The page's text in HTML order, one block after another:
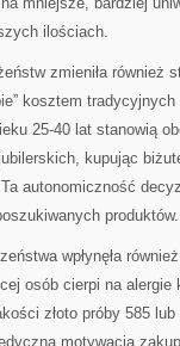
ilościach.
zmieniła również
kosztem
25-40 lat stanowią
kupując
autonomiczność
produktów.
wpłynęła
osób cierpi na
złoto próby 585
motywacja